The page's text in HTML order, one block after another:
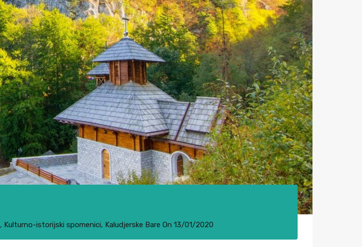
, Kulturno-istorijski spomenici, Kaludjerske Bare On 13/01/2020